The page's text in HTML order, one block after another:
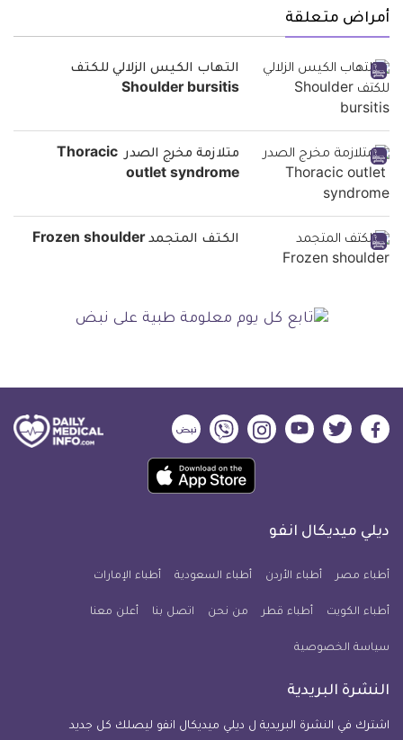
أمراض متعلقة
التهاب الكيس الزلالي للكتف
Shoulder bursitis
متلازمة مخرج الصدر Thoracic
outlet syndrome
الكتف المتجمد Frozen shoulder
ديلي
فيسبوك
ديلي
تويتر
ديلي
ميديكال
يوتيوب
ديلي
ميديكال
انفو
ديلي
ميديكال
انفو
ديلي
ميديكال
انفو
حمل
تطبيق
معلومة
للآيفون
ديلي ميديكال انفو
أطباء مصر أطباء الأردن أطباء السعودية أطباء الإمارات
أطباء الكويت أطباء قطر من نحن اتصل بنا أعلن معنا
سياسة الخصوصية
النشرة البريدية
اشترك في النشرة البريدية ل ديلي ميديكال انفو ليصلك كل جديد